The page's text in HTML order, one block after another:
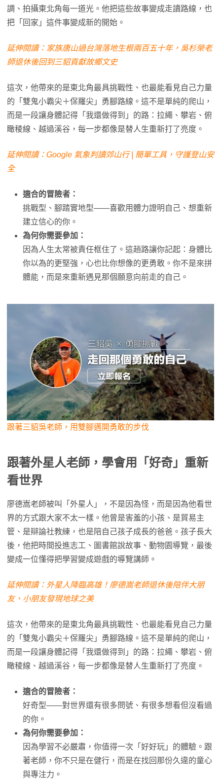
調、拍攝東北角每一道光。他把這些故事變成走讀路線，也
把「回家」這件事變成新的開始。
延伸閱讀：家族唐山過台灣落地生根兩百五十年，吳杉榮老
師退休後回到三貂貢獻故鄉文史
這次，他帶來的是東北角最具挑戰性、也最能看見自己力量
的「雙鬼小霸尖＋保羅尖」勇腳路線。這不是單純的爬山，
而是一段讓身體記得「我還做得到」的路：拉繩、攀岩、俯
瞰稜線、越過溪谷，每一步都像是替人生重新打了亮度。
延伸閱讀：Google 氣象判讀郊山行 | 簡單工具，守護登山安
全
適合的冒險者：
挑戰型、腳踏實地型——喜歡用體力證明自己、想重新
建立信心的你。
為何你需要參加：
因為人生太常被責任框住了。這趟路讓你記起：身體比
你以為的更堅強，心也比你想像的更勇敢。你不是來拼
體能，而是來重新遇見那個願意向前走的自己。
跟著三貂吳老師，用雙腳邁開勇敢的步伐
跟著外星人老師，學會用「好奇」重新
看世界
廖德嵩老師被叫「外星人」，不是因為怪，而是因為他看世
界的方式跟大家不太一樣。他曾是害羞的小孩、是貿易主
管、是辯論社教練，也是陪自己孩子成長的爸爸。孩子長大
後，他把時間投進志工、圖書館說故事、動物園導覽，最後
變成一位懂得把學習變成遊戲的導覽講師。
延伸閱讀：外星人降臨高雄！廖德嵩老師退休後陪伴大朋
友、小朋友發現地球之美
這次，他帶來的是東北角最具挑戰性、也最能看見自己力量
的「雙鬼小霸尖＋保羅尖」勇腳路線。這不是單純的爬山，
而是一段讓身體記得「我還做得到」的路：拉繩、攀岩、俯
瞰稜線、越過溪谷，每一步都像是替人生重新打了亮度。
適合的冒險者：
好奇型——對世界還有很多問號、有很多想看但沒看過
的你。
為何你需要參加：
因為學習不必嚴肅，你值得一次「好好玩」的體驗。跟
著老師，你不只是在健行，而是在找回那份久違的童心
與專注力。